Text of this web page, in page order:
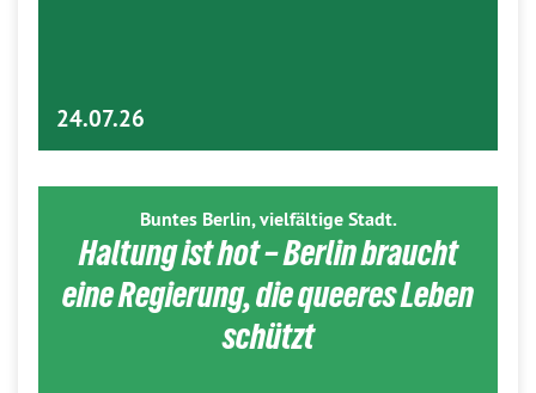
24.07.26
Buntes Berlin, vielfältige Stadt.
Haltung ist hot – Berlin braucht
eine Regierung, die queeres Leben
schützt